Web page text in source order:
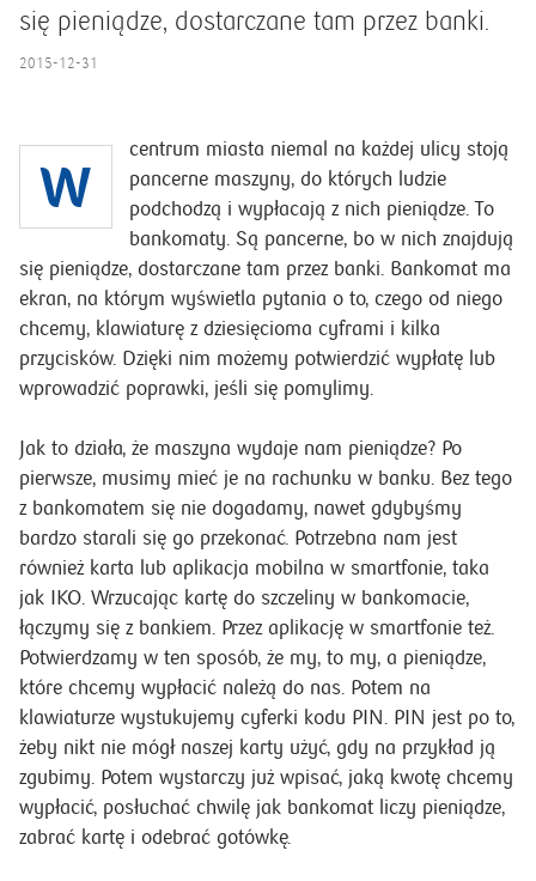
się pieniądze, dostarczane tam przez banki.
2015-12-31
W
centrum miasta niemal na każdej ulicy stoją
pancerne maszyny, do których ludzie
podchodzą i wypłacają z nich pieniądze. To
bankomaty. Są pancerne, bo w nich znajdują
się pieniądze, dostarczane tam przez banki. Bankomat ma
ekran, na którym wyświetla pytania o to, czego od niego
chcemy, klawiaturę z dziesięcioma cyframi i kilka
przycisków. Dzięki nim możemy potwierdzić wypłatę lub
wprowadzić poprawki, jeśli się pomylimy.
Jak to działa, że maszyna wydaje nam pieniądze? Po
pierwsze, musimy mieć je na rachunku w banku. Bez tego
z bankomatem się nie dogadamy, nawet gdybyśmy
bardzo starali się go przekonać. Potrzebna nam jest
również karta lub aplikacja mobilna w smartfonie, taka
jak IKO. Wrzucając kartę do szczeliny w bankomacie,
łączymy się z bankiem. Przez aplikację w smartfonie też.
Potwierdzamy w ten sposób, że my, to my, a pieniądze,
które chcemy wypłacić należą do nas. Potem na
klawiaturze wystukujemy cyferki kodu PIN. PIN jest po to,
żeby nikt nie mógł naszej karty użyć, gdy na przykład ją
zgubimy. Potem wystarczy już wpisać, jaką kwotę chcemy
wypłacić, posłuchać chwilę jak bankomat liczy pieniądze,
zabrać kartę i odebrać gotówkę.